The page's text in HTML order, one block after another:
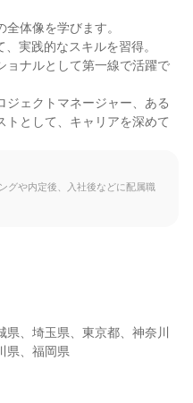
体像を学びます。
実践的なスキルを習得。
ョナルとして第一線で活躍で
ジェクトマネージャー、ある
トとして、キャリアを深めて
グや内定後、入社後などに配属職
、埼玉県、東京都、神奈川
県、福岡県